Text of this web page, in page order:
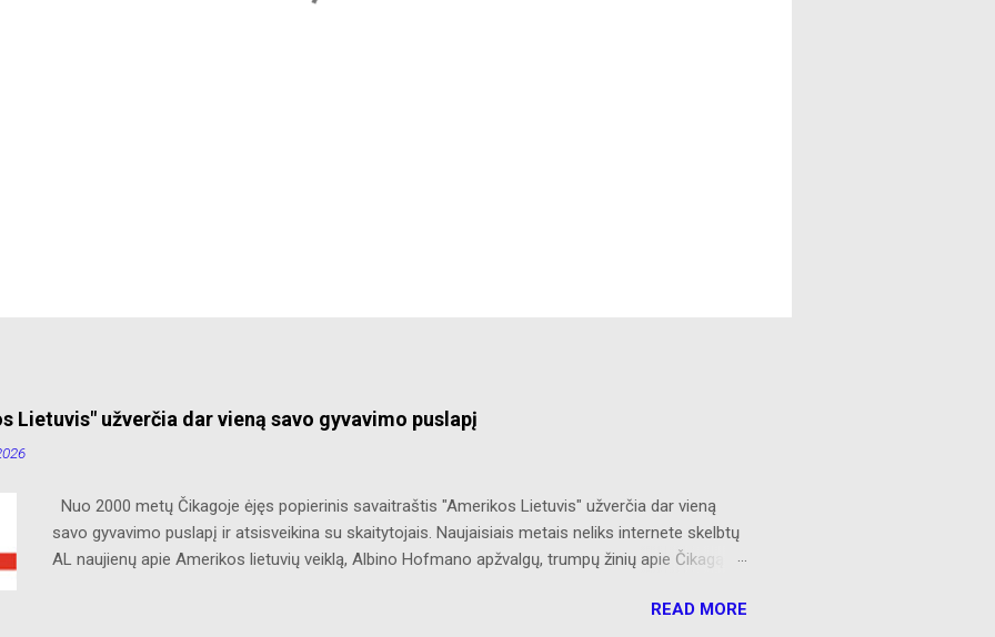
Lietuvis" užverčia dar vieną savo gyvavimo puslapį
Nuo 2000 metų Čikagoje ėjęs popierinis savaitraštis "Amerikos Lietuvis" užverčia dar vieną
savo gyvavimo puslapį ir atsisveikina su skaitytojais. Naujaisiais metais neliks internete skelbtų
AL naujienų apie Amerikos lietuvių veiklą, Albino Hofmano apžvalgų, trumpų žinių apie Čikagą
READ MORE